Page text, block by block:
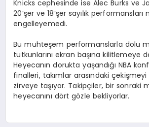
Knicks cephesinde ise Alec Burks ve
20’şer ve 18’şer sayılık
engelleyemedi.
Bu muhteşem performanslarla dolu
tutkunlarını ekran başına kilitlemeye
Heyecanın dorukta yaşandığı NBA
finalleri, takımlar arasındaki
zirveye taşıyor. Takipçiler, bir sonraki
heyecanını dört gözle bekliyorlar.